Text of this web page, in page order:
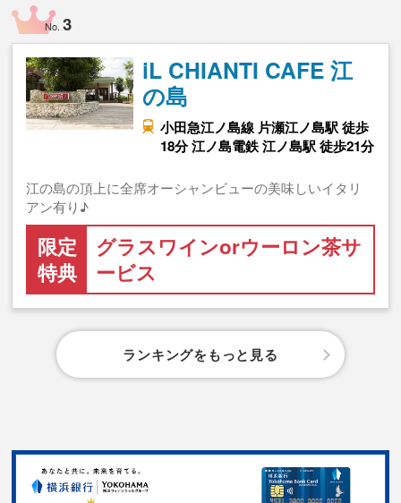
No.3
iL CHIANTI CAFE 江
の島
小田急江ノ島線 片瀬江ノ島駅 徒歩
18分 江ノ島電鉄 江ノ島駅 徒歩21分
江の島の頂上に全席オーシャンビューの美味しいイタリ
アン有り♪
限定
特典
グラスワインorウーロン茶サ
ービス
ランキングをもっと見る